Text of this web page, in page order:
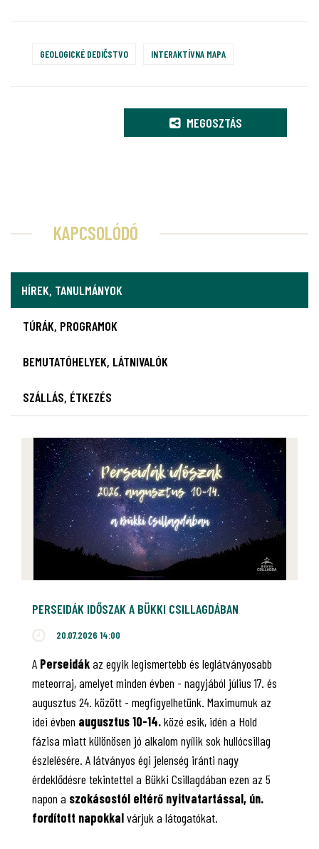
GEOLOGICKÉ DEDIČSTVO INTERAKTÍVNA MAPA
MEGOSZTÁS
KAPCSOLÓDÓ
HÍREK, TANULMÁNYOK
TÚRÁK, PROGRAMOK
BEMUTATÓHELYEK, LÁTNIVALÓK
SZÁLLÁS, ÉTKEZÉS
PERSEIDÁK IDŐSZAK A BÜKKI CSILLAGDÁBAN
20.07.2026 14:00
A Perseidákaz egyik legismertebb és leglátványosabb
meteorraj, amelyet minden évben - nagyjából július 17. és
augusztus 24. között - megfigyelhetünk. Maximumuk az
idei évben augusztus 10-14.közé esik, idén a Hold
fázisa miatt különösen jó alkalom nyílik sok hullócsillag
észlelésére. A látványos égi jelenség iránti nagy
érdeklődésre tekintettel a Bükki Csillagdában ezen az 5
napon a szokásostól eltérő nyitvatartással, ún.
fordított napokkalvárjuk a látogatókat.